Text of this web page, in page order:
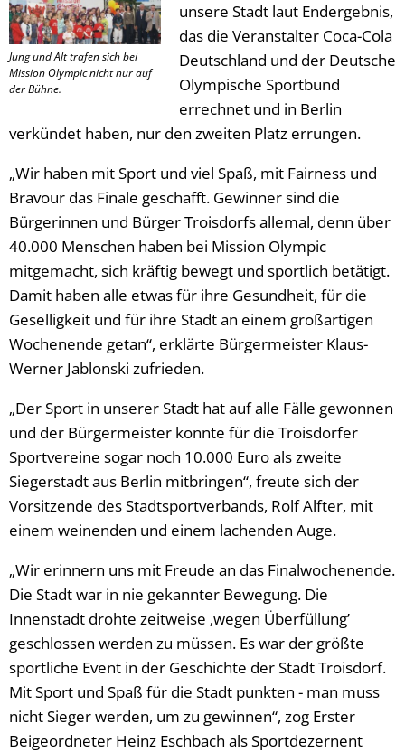
Jung und Alt trafen sich bei
Mission Olympic nicht nur auf
der Bühne.
unsere Stadt laut Endergebnis,
das die Veranstalter Coca-Cola
Deutschland und der Deutsche
Olympische Sportbund
errechnet und in Berlin
verkündet haben, nur den zweiten Platz errungen.
„Wir haben mit Sport und viel Spaß, mit Fairness und
Bravour das Finale geschafft. Gewinner sind die
Bürgerinnen und Bürger Troisdorfs allemal, denn über
40.000 Menschen haben bei Mission Olympic
mitgemacht, sich kräftig bewegt und sportlich betätigt.
Damit haben alle etwas für ihre Gesundheit, für die
Geselligkeit und für ihre Stadt an einem großartigen
Wochenende getan“, erklärte Bürgermeister Klaus-
Werner Jablonski zufrieden.
„Der Sport in unserer Stadt hat auf alle Fälle gewonnen
und der Bürgermeister konnte für die Troisdorfer
Sportvereine sogar noch 10.000 Euro als zweite
Siegerstadt aus Berlin mitbringen“, freute sich der
Vorsitzende des Stadtsportverbands, Rolf Alfter, mit
einem weinenden und einem lachenden Auge.
„Wir erinnern uns mit Freude an das Finalwochenende.
Die Stadt war in nie gekannter Bewegung. Die
Innenstadt drohte zeitweise ‚wegen Überfüllung’
geschlossen werden zu müssen. Es war der größte
sportliche Event in der Geschichte der Stadt Troisdorf.
Mit Sport und Spaß für die Stadt punkten - man muss
nicht Sieger werden, um zu gewinnen“, zog Erster
Beigeordneter Heinz Eschbach als Sportdezernent